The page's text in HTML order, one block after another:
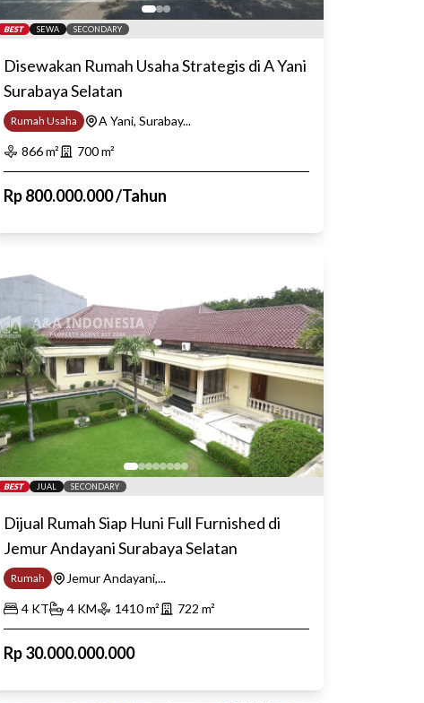
BEST SEWA SECONDARY
Disewakan Rumah Usaha Strategis di A Yani
Surabaya Selatan
Rumah Usaha
A Yani, Surabay...
866m² 700m²
Rp800.000.000/Tahun
BEST JUAL SECONDARY
Dijual Rumah Siap Huni Full Furnished di
Jemur Andayani Surabaya Selatan
Rumah
Jemur Andayani,...
4KT 4KM 1410m² 722 m²
Rp30.000.000.000